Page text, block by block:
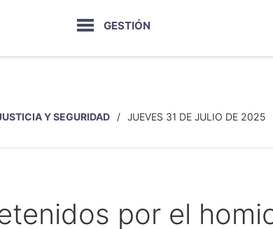
GESTIÓN
Y SEGURIDAD JUEVES 31 DE JULIO DE 2025
por el